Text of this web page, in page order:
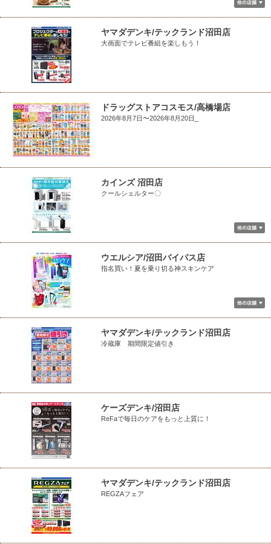
ヤマダデンキ/テックランド沼田店
大画面でテレビ番組を楽しもう！
ドラッグストアコスモス/高橋場店
2026年8月7日〜2026年8月20日_
カインズ 沼田店
クールシェルター〇
ウエルシア/沼田バイパス店
指名買い！夏を乗り切る神スキンケア
ヤマダデンキ/テックランド沼田店
冷蔵庫 期間限定値引き
ケーズデンキ/沼田店
ReFaで毎日のケアをもっと上質に！
ヤマダデンキ/テックランド沼田店
REGZAフェア